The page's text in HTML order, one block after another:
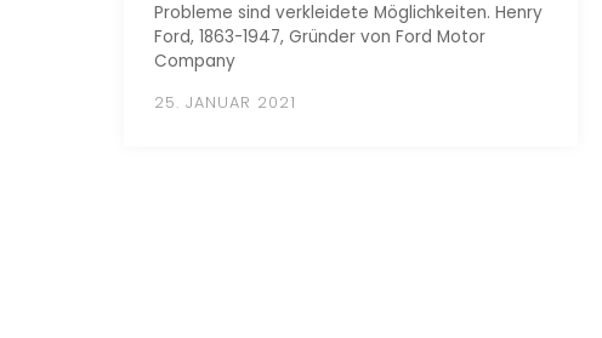
Probleme sind verkleidete Möglichkeiten. Henry
Ford, 1863-1947, Gründer von Ford Motor
Company
25. JANUAR 2021